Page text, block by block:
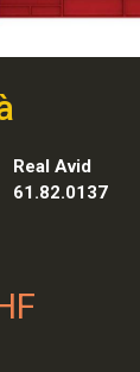
Real Avid
61.82.0137